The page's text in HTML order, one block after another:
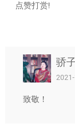
点赞打赏!
骄
致敬！